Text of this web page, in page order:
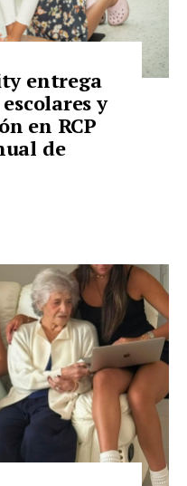
entrega
y
en RCP
de